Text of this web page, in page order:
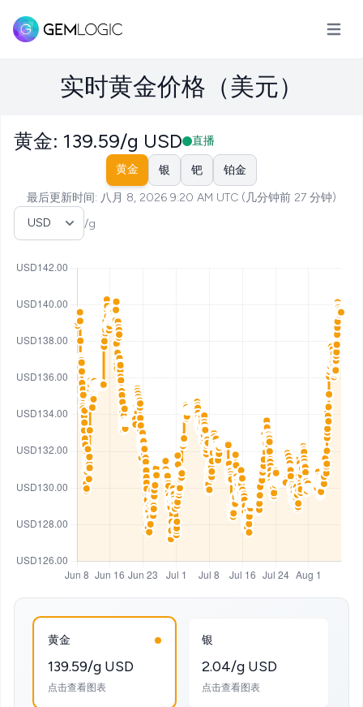
打开主
实时黄金价格（美元）
黄金: 139.59/g USD 直播
黄金 银 钯
铂金
最后更新时间: 八月 8, 2026 9:20 AM UTC (几分钟前 27 分钟)
选择货币
/g
黄金
139.59/g USD
点击查看图表
银
2.04/g USD
点击查看图表